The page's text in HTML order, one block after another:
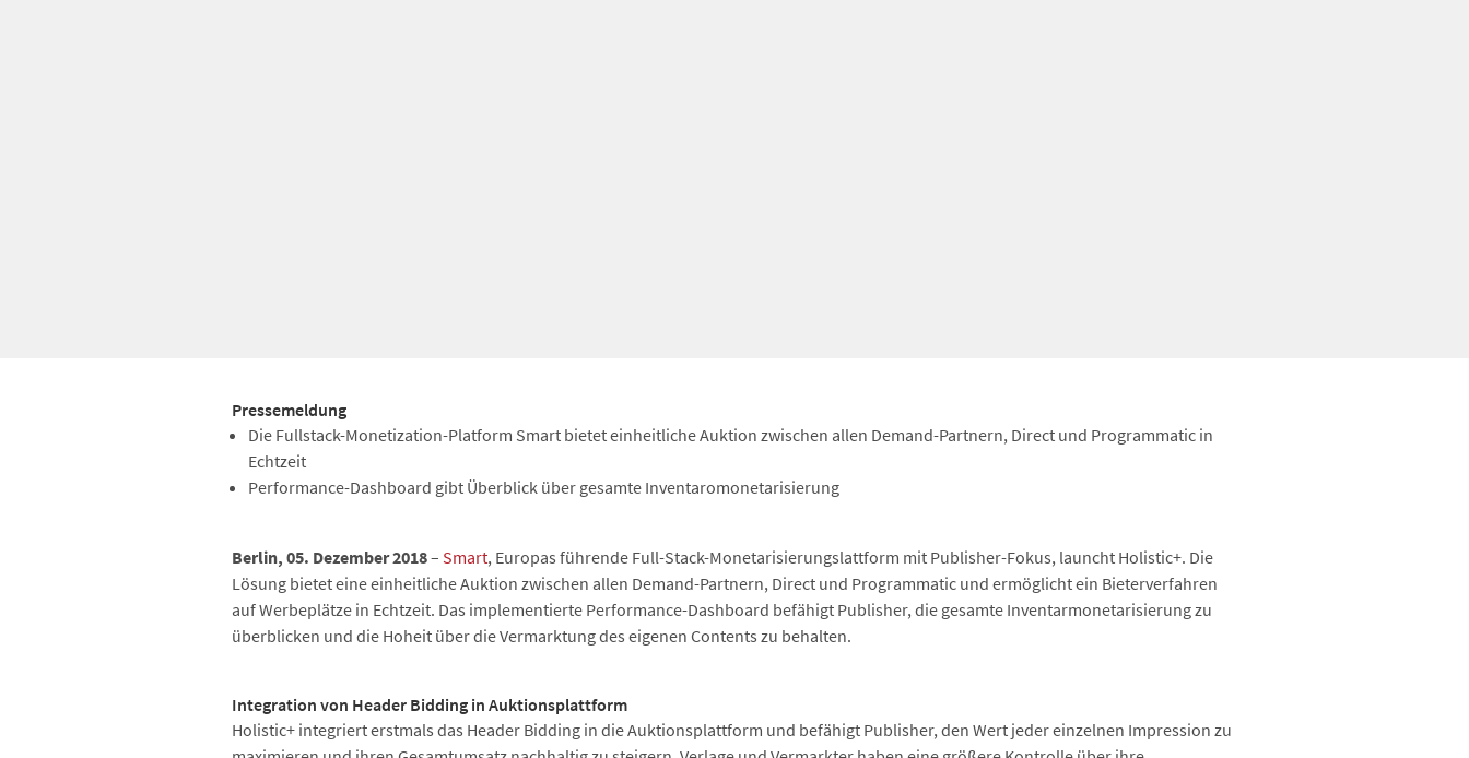
Pressemeldung
Die Fullstack-Monetization-Platform Smart bietet einheitliche Auktion zwischen allen Demand-Partnern, Direct und Programmatic in
Echtzeit
Performance-Dashboard gibt Überblick über gesamte Inventaromonetarisierung
Berlin, 05. Dezember 2018– Smart, Europas führende Full-Stack-Monetarisierungslattform mit Publisher-Fokus, launcht Holistic+. Die
Lösung bietet eine einheitliche Auktion zwischen allen Demand-Partnern, Direct und Programmatic und ermöglicht ein Bieterverfahren
auf Werbeplätze in Echtzeit. Das implementierte Performance-Dashboard befähigt Publisher, die gesamte Inventarmonetarisierung zu
überblicken und die Hoheit über die Vermarktung des eigenen Contents zu behalten.
Integration von Header Bidding in Auktionsplattform
Holistic+ integriert erstmals das Header Bidding in die Auktionsplattform und befähigt Publisher, den Wert jeder einzelnen Impression zu